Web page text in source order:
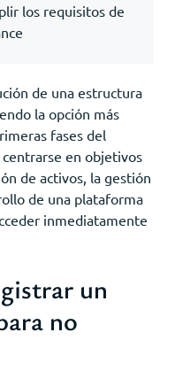
los requisitos de
de una estructura
la opción más
fases del
en objetivos
de activos, la gestión
de una plataforma
inmediatamente
un
no